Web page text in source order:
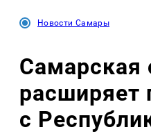
Новости Самары
Самарская
расширяет
с